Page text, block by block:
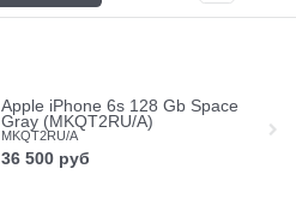
Apple iPhone 6s 128 Gb Space
Gray (MKQT2RU/A)
MKQT2RU/A
36 500 руб